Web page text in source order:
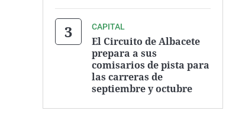
CAPITAL
El Circuito de Albacete
prepara a sus
comisarios de pista para
las carreras de
septiembre y octubre